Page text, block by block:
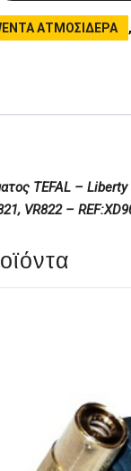
ΑΤΜΟΣΙΔΕΡΑ ,
ΤΕFAL – Liberty
VR822 –